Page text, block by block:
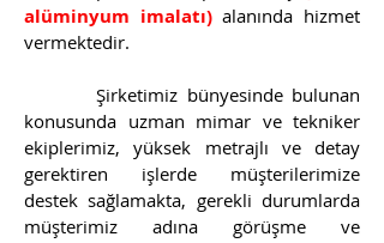
alüminyum imalatı)alanında hizmet
vermektedir.
Şirketimiz bünyesinde bulunan
konusunda uzman mimar ve tekniker
ekiplerimiz, yüksek metrajlı ve detay
gerektiren işlerde müşterilerimize
destek sağlamakta, gerekli durumlarda
müşterimiz adına görüşme ve